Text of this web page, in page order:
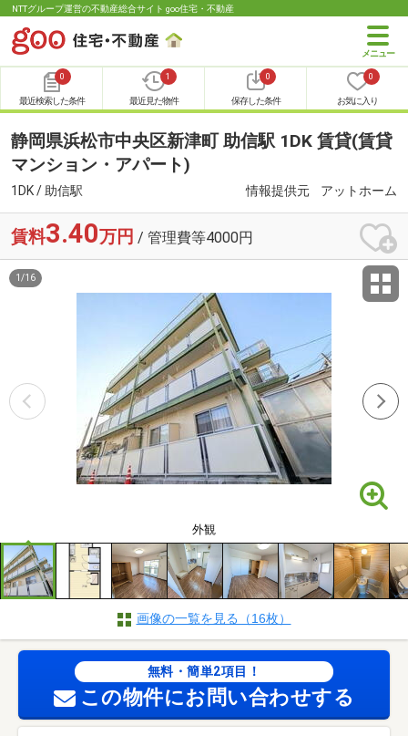
NTTグループ運営の不動産総合サイト goo住宅・不動産
0
最近検索した条件
1
最近見た物件
0
保存した条件
0
お気に入り
静岡県浜松市中央区新津町 助信駅 1DK 賃貸(賃貸
マンション・アパート)
1DK / 助信駅 情報提供元 アットホーム
賃料3.40万円 / 管理費等4000円
外観
1 /16
画像の一覧を見る（16枚）
無料・簡単2項目！
この物件にお問い合わせする